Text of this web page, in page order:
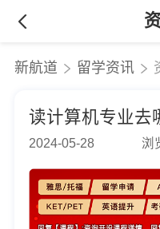
新航道 留学资讯
读计算机专业去
2024-05-28 浏